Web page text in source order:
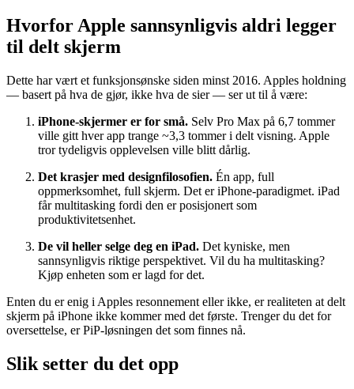
Hvorfor Apple sannsynligvis aldri legger
til delt skjerm
Dette har vært et funksjonsønske siden minst 2016. Apples holdning
— basert på hva de gjør, ikke hva de sier — ser ut til å være:
iPhone-skjermer er for små. Selv Pro Max på 6,7 tommer
ville gitt hver app trange ~3,3 tommer i delt visning. Apple
tror tydeligvis opplevelsen ville blitt dårlig.
Det krasjer med designfilosofien. Én app, full
oppmerksomhet, full skjerm. Det er iPhone-paradigmet. iPad
får multitasking fordi den er posisjonert som
produktivitetsenhet.
De vil heller selge deg en iPad. Det kyniske, men
sannsynligvis riktige perspektivet. Vil du ha multitasking?
Kjøp enheten som er lagd for det.
Enten du er enig i Apples resonnement eller ikke, er realiteten at delt
skjerm på iPhone ikke kommer med det første. Trenger du det for
oversettelse, er PiP-løsningen det som finnes nå.
Slik setter du det opp